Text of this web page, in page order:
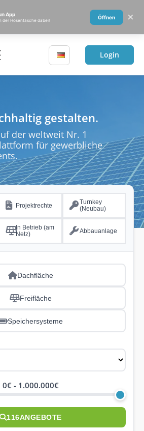
Login
gestalten.
der weltweit Nr. 1
für gewerbliche
Projektrechte
Turnkey
(Neubau)
In Betrieb (am
Netz)
Abbauanlage
Dachfläche
Freifläche
Speichersysteme
0€- 1.000.000€
116ANGEBOTE
App
der Hosentasche dabei!
Öffnen ×